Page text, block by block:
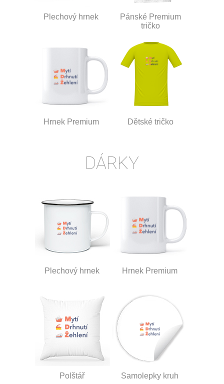
Plechový hrnek
Pánské Premium
tričko
Hrnek Premium Dětské tričko
DÁRKY
Plechový hrnek Hrnek Premium
Polštář Samolepky kruh